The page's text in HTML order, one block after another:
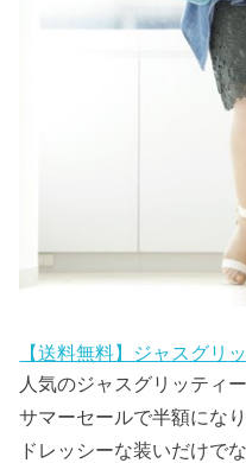
【送料無料】ジャスグリ
人気のジャスグリッティ
サマーセールで半額にな
ドレッシーな装いだけで